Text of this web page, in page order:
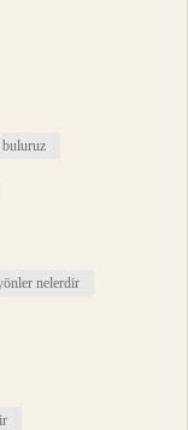
buluruz
nelerdir